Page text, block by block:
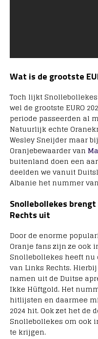
Wat is de grootste
Toch lijkt
wel de grootste EURO
periode passeerden al
Natuurlijk echte
Wesley Sneijder maar
Oranjebewaarder van
buitenland doen een
deelden we vanuit
Albanie het nummer van
Snollebollekes
Rechts uit
Door de enorme
Oranje fans zijn ze ook
Snollebollekes heeft
van Links Rechts.
namen uit de Duitse
Ikke Hüftgold. Het
hitlijsten en daarmee
2024 hit. Ook zet het de
Snollebollekes om ook
te krijgen.